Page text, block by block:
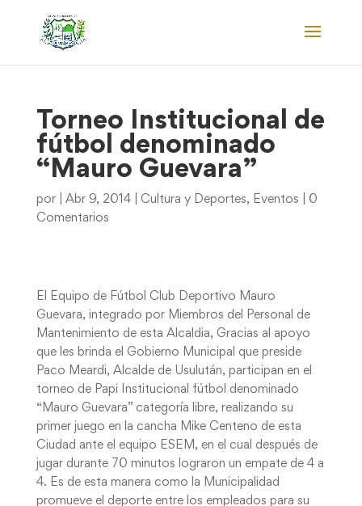
Torneo Institucional de
fútbol denominado
“Mauro Guevara”
por Abr 9, 2014| Cultura y Deportes, Eventos
0
Comentarios
El Equipo de Fútbol Club Deportivo Mauro
Guevara, integrado por Miembros del Personal de
Mantenimiento de esta Alcaldia, Gracias al apoyo
que les brinda el Gobierno Municipal que preside
Paco Meardi, Alcalde de Usulután, participan en el
torneo de Papi Institucional fútbol denominado
“Mauro Guevara” categoría libre, realizando su
primer juego en la cancha Mike Centeno de esta
Ciudad ante el equipo ESEM, en el cual después de
jugar durante 70 minutos lograron un empate de 4 a
4. Es de esta manera como la Municipalidad
promueve el deporte entre los empleados para su